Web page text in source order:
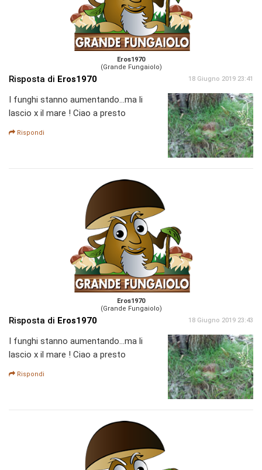
Eros1970
(Grande Fungaiolo)
Risposta di Eros1970 18 Giugno 2019 23:41
I funghi stanno aumentando...ma li
lascio x il mare ! Ciao a presto
Rispondi
Eros1970
(Grande Fungaiolo)
Risposta di Eros1970 18 Giugno 2019 23:43
I funghi stanno aumentando...ma li
lascio x il mare ! Ciao a presto
Rispondi